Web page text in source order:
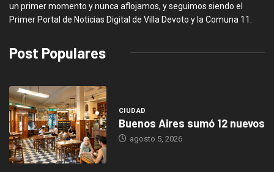
un primer momento y nunca aflojamos, y seguimos siendo el
Primer Portal de Noticias Digital de Villa Devoto y la Comuna 11.
Post Populares
CIUDAD
Buenos Aires sumó 12 nuevos
agosto 5, 2026